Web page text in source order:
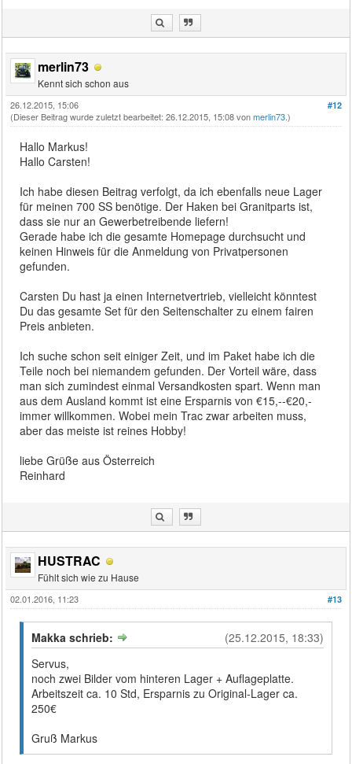
merlin73
Kennt sich schon aus
#12
26.12.2015, 15:06
(Dieser Beitrag wurde zuletzt bearbeitet: 26.12.2015, 15:08 vonmerlin73.)
Hallo Markus!
Hallo Carsten!
Ich habe diesen Beitrag verfolgt, da ich ebenfalls neue Lager
für meinen 700 SS benötige. Der Haken bei Granitparts ist,
dass sie nur an Gewerbetreibende liefern!
Gerade habe ich die gesamte Homepage durchsucht und
keinen Hinweis für die Anmeldung von Privatpersonen
gefunden.
Carsten Du hast ja einen Internetvertrieb, vielleicht könntest
Du das gesamte Set für den Seitenschalter zu einem fairen
Preis anbieten.
Ich suche schon seit einiger Zeit, und im Paket habe ich die
Teile noch bei niemandem gefunden. Der Vorteil wäre, dass
man sich zumindest einmal Versandkosten spart. Wenn man
aus dem Ausland kommt ist eine Ersparnis von €15,--€20,-
immer willkommen. Wobei mein Trac zwar arbeiten muss,
aber das meiste ist reines Hobby!
liebe Grüße aus Österreich
Reinhard
HUSTRAC
Fühlt sich wie zu Hause
#13
02.01.2016, 11:23
(25.12.2015, 18:33)
Makka schrieb:
Servus,
noch zwei Bilder vom hinteren Lager + Auflageplatte.
Arbeitszeit ca. 10 Std, Ersparnis zu Original-Lager ca.
250€
Gruß Markus